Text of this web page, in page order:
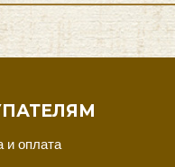
и оплата